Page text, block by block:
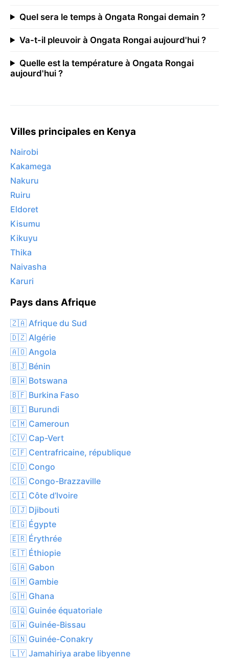
Quel sera le temps à Ongata Rongai demain ?
Va-t-il pleuvoir à Ongata Rongai aujourd'hui ?
Quelle est la température à Ongata Rongai
aujourd'hui ?
Villes principales en Kenya
Nairobi
Kakamega
Nakuru
Ruiru
Eldoret
Kisumu
Kikuyu
Thika
Naivasha
Karuri
Pays dans Afrique
🇿🇦 Afrique du Sud
🇩🇿 Algérie
🇦🇴 Angola
🇧🇯 Bénin
🇧🇼 Botswana
🇧🇫 Burkina Faso
🇧🇮 Burundi
🇨🇲 Cameroun
🇨🇻 Cap-Vert
🇨🇫 Centrafricaine, république
🇨🇩 Congo
🇨🇬 Congo-Brazzaville
🇨🇮 Côte d’Ivoire
🇩🇯 Djibouti
🇪🇬 Égypte
🇪🇷 Érythrée
🇪🇹 Éthiopie
🇬🇦 Gabon
🇬🇲 Gambie
🇬🇭 Ghana
🇬🇶 Guinée équatoriale
🇬🇼 Guinée-Bissau
🇬🇳 Guinée-Conakry
🇱🇾 Jamahiriya arabe libyenne